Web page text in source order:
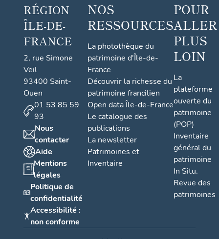
RÉGION
ÎLE-DE-
FRANCE
2, rue Simone
Veil
93400 Saint-
Ouen
01 53 85 59
93
Nous
contacter
Aide
Mentions
légales
Politique de
confidentialité
Accessibilité :
non conforme
NOS
RESSOURCES
La photothèque du
patrimoine d'Île-de-
France
Découvrir la richesse du
patrimoine francilien
Open data Île-de-France
Le catalogue des
publications
La newsletter
Patrimoines et
Inventaire
POUR
ALLER
PLUS
LOIN
La
plateforme
ouverte du
patrimoine
(POP)
Inventaire
général du
patrimoine
In Situ.
Revue des
patrimoines